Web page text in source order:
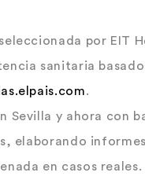
por EIT
sanitaria
.
Sevilla y ahora con
elaborando
en casos reales.